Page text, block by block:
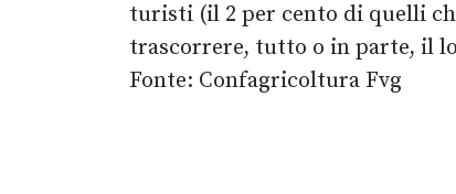
turisti (il 2 per cento di quelli
trascorrere, tutto o in parte, il
Fonte: Confagricoltura Fvg